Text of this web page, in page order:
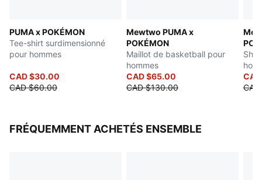
PUMA x POKÉMON
Tee-shirt surdimensionné
pour hommes
CAD $30.00
CAD $60.00
Mewtwo PUMA x
POKÉMON
Maillot de basketball pour
hommes
CAD $65.00
CAD $130.00
FRÉQUEMMENT ACHETÉS ENSEMBLE